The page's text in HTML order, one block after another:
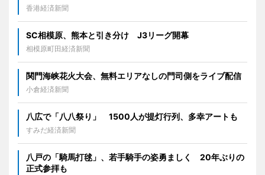
香港経済新聞
SC相模原、熊本と引き分け J3リーグ開幕
相模原町田経済新聞
関門海峡花火大会、無料エリアなしの門司側をライブ配信
小倉経済新聞
八広で「八八祭り」 1500人が提灯行列、多幸アートも
すみだ経済新聞
八戸の「騎馬打毬」、若手騎手の姿勇ましく 20年ぶりの
正式参拝も